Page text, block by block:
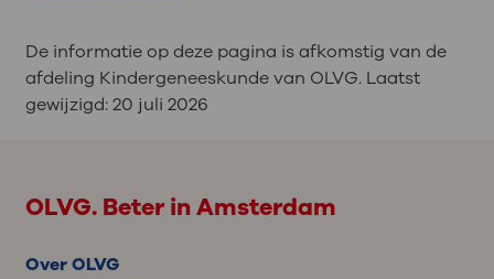
De informatie op deze pagina is afkomstig van de
afdeling Kindergeneeskunde van OLVG. Laatst
gewijzigd:20 juli 2026
OLVG. Beter in Amsterdam
Over OLVG